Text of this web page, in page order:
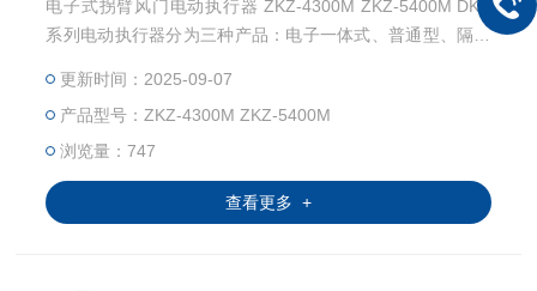
电子式拐臂风门电动执行器 ZKZ-4300M ZKZ-5400M DKZ
系列电动执行器分为三种产品：电子一体式、普通型、隔爆
更新时间：2025-09-07
产品型号：ZKZ-4300M ZKZ-5400M
浏览量：747
查看更多 +